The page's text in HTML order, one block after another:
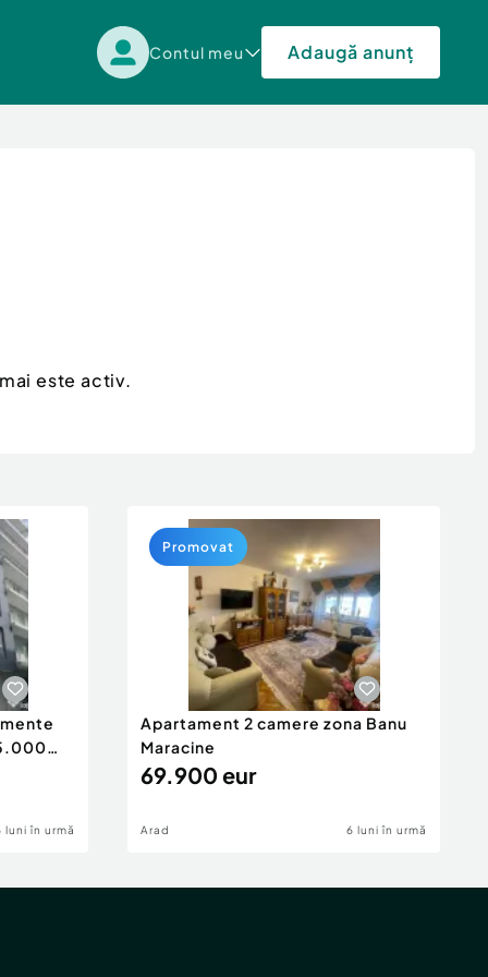
Contul meu Adaugă anunț
este activ.
luni în urmă
Apartament 2 camere zona Banu
Maracine
69.900 eur
Arad 6 luni în urmă
Promovat